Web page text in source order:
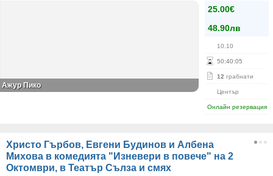
25.00€
48.90лв
10.10
50:40:05
12 грабнати
Център
Онлайн резервация
Ажур Пико
Христо Гърбов, Евгени Будинов и Албена
Михова в комедията "Изневери в повече" на 2
Октомври, в Театър Сълза и смях